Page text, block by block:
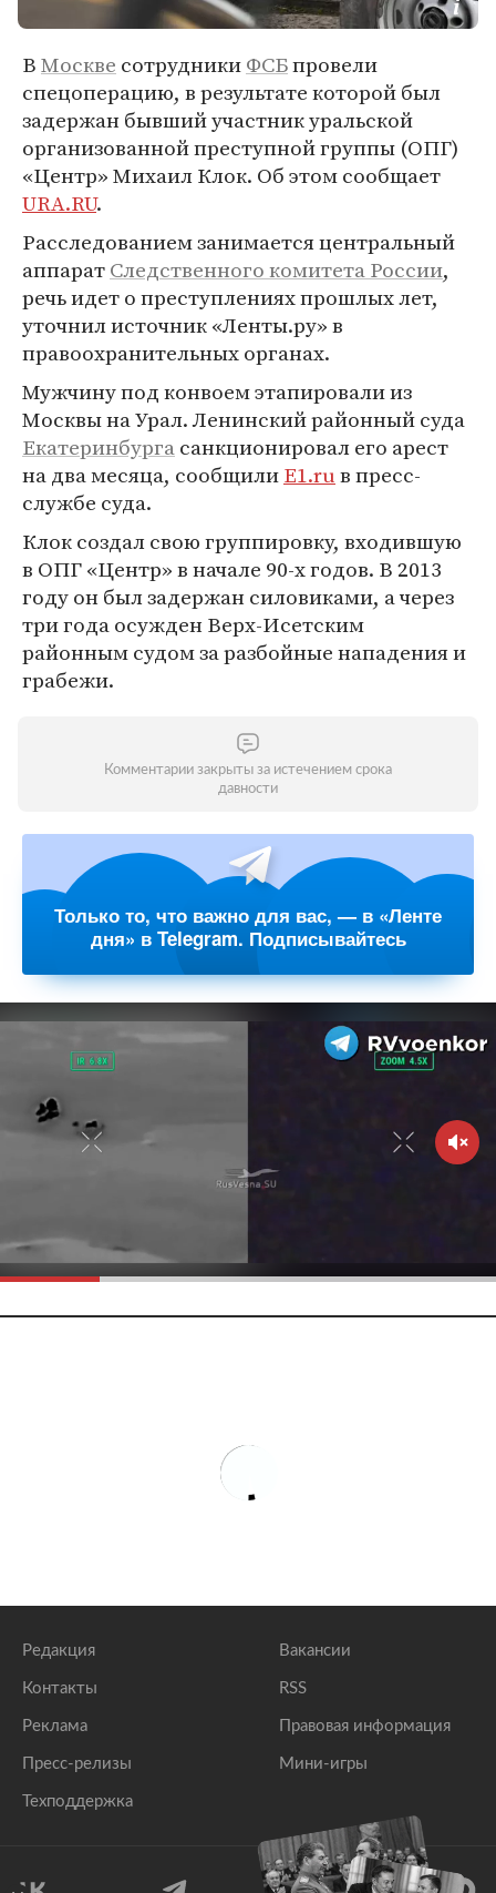
ВМоскве сотрудникиФСБпровели
спецоперацию, в результате которой был
задержан бывший участник уральской
организованной преступной группы (ОПГ)
«Центр» Михаил Клок. Об этом сообщает
URA.RU.
Расследованием занимается центральный
аппаратСледственного комитета России,
речь идет о преступлениях прошлых лет,
уточнил источник «Ленты.ру» в
правоохранительных органах.
Мужчину под конвоем этапировали из
Москвы на Урал. Ленинский районный суда
Екатеринбургасанкционировал его арест
на два месяца, сообщилиE1.ruв пресс-
службе суда.
Клок создал свою группировку, входившую
в ОПГ «Центр» в начале 90-х годов. В 2013
году он был задержан силовиками, а через
три года осужден Верх-Исетским
районным судом за разбойные нападения и
грабежи.
Комментарии закрыты за истечением срока
давности
Только то, что важно для вас, — в «Ленте
дня» в Telegram. Подписывайтесь
Редакция
Контакты
Реклама
Пресс-релизы
Техподдержка
Вакансии
RSS
Правовая информация
Мини-игры